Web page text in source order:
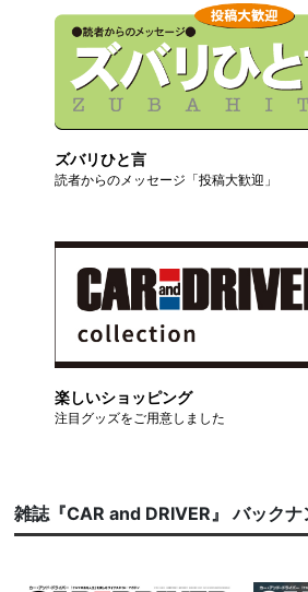
ズバリひと言
読者からのメッセージ「投稿大歓迎」
楽しいショッピング
注目グッズをご用意しました
雑誌『CAR and DRIVER』 バックナ